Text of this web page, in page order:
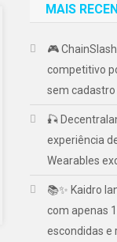
MAIS
🎮
competitivo
sem
🎣
experiência
Wearables
📚✨ Kaidro
com apenas
escondidas e